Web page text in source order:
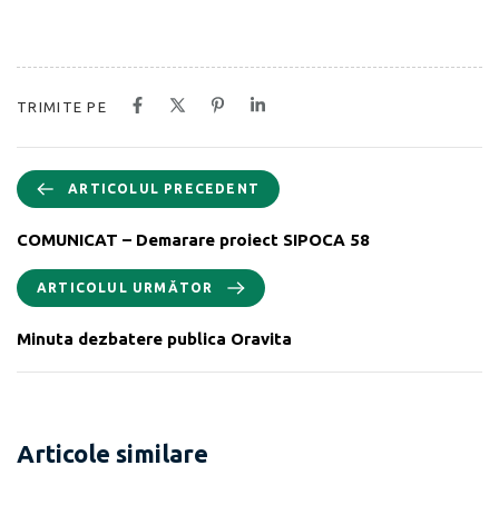
TRIMITE PE
ARTICOLUL PRECEDENT
COMUNICAT – Demarare proiect SIPOCA 58
ARTICOLUL URMĂTOR
Minuta dezbatere publica Oravita
Articole similare